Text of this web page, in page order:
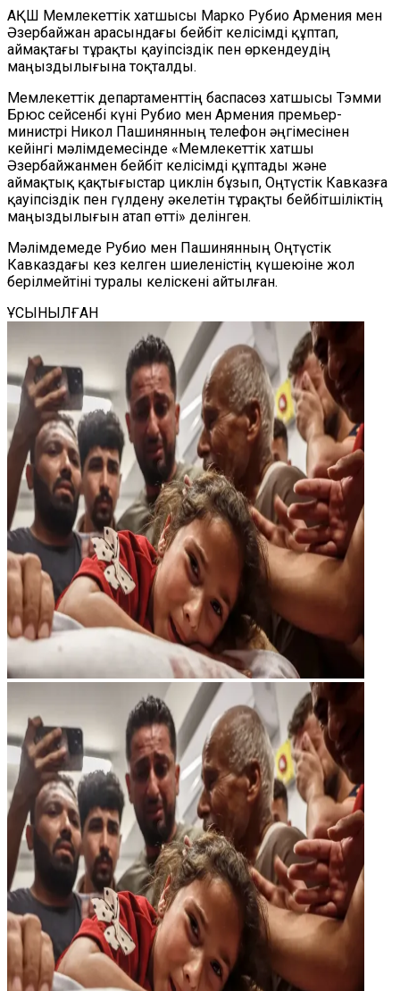
АҚШ Мемлекеттік хатшысы Марко Рубио Армения мен
Әзербайжан арасындағы бейбіт келісімді құптап,
аймақтағы тұрақты қауіпсіздік пен өркендеудің
маңыздылығына тоқталды.
Мемлекеттік департаменттің баспасөз хатшысы Тэмми
Брюс сейсенбі күні Рубио мен Армения премьер-
министрі Никол Пашинянның телефон әңгімесінен
кейінгі мәлімдемесінде «Мемлекеттік хатшы
Әзербайжанмен бейбіт келісімді құптады және
аймақтық қақтығыстар циклін бұзып, Оңтүстік Кавказға
қауіпсіздік пен гүлдену әкелетін тұрақты бейбітшіліктің
маңыздылығын атап өтті» делінген.
Мәлімдемеде Рубио мен Пашинянның Оңтүстік
Кавказдағы кез келген шиеленістің күшеюіне жол
берілмейтіні туралы келіскені айтылған.
ҰСЫНЫЛҒАН